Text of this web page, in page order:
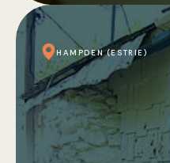
HAMPDEN (ESTRIE)